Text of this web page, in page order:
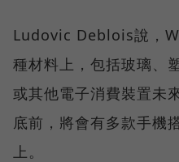
Ludovic Deblois說，
種材料上，包括玻璃、
或其他電子消費裝置未
底前，將會有多款手機
上。